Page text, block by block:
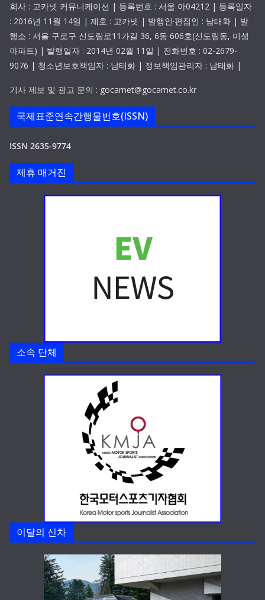
회사 : 고카넷 커뮤니케이션 | 등록번호 : 서울 아04212 | 등록일자
: 2016년 11월 14일 | 제호 : 고카넷 | 발행인·편집인 : 남태화 | 발
행소 : 서울 구로구 신도림로11가길 36, 6동 606호(신도림동, 미성
아파트) | 발행일자 : 2014년 02월 11일 | 전화번호 : 02-2679-
9076 | 청소년보호책임자 : 남태화 | 정보책임관리자 : 남태화 |
기사 제보 및 광고 문의 : gocarnet@gocarnet.co.kr
국제표준연속간행물번호(ISSN)
ISSN 2635-9774
제휴 매거진
소속 단체
이달의 신차